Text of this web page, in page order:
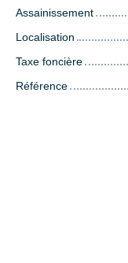
Assainissement
Localisation
Taxe foncière
Référence